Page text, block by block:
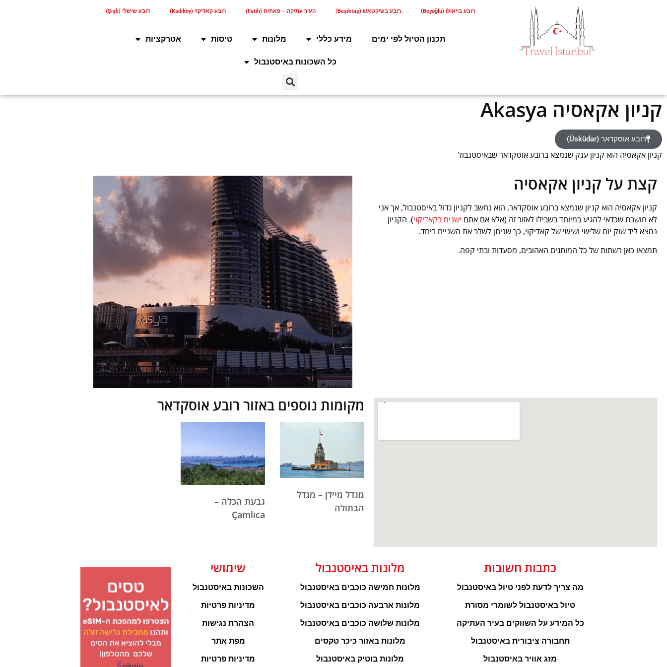
רובע בייאולו (Beyoğlu) רובע בשיקטאש (Beşiktaş) העיר עתיקה – פאתיח (Fatih) רובע קאדיקוי (Kadıköy) רובע שישלי (Şişli)
תכנון הטיול לפי ימים מידע כללי מלונות טיסות אטרקציות
כל השכונות באיסטנבול
‪Akasya קניון אקאסיה
רובע אוסקדאר (Üsküdar)
‪קניון אקאסיה הוא קניון ענק שנמצא ברובע אוסקדאר שבאיסטנבול
קצת על ‪קניון אקאסיה
קניון אקאסיה הוא קניון שנמצא ברובע אוסקדאר, הוא נחשב לקניון גדול באיסטנבול, אך אני
לא חושבת שכדאי להגיע במיוחד בשבילו לאזור זה (אלא אם אתם ישנים בקאדיקוי). הקניון
נמצא ליד שוק יום שלישי ושישי של קאדיקוי, כך שניתן לשלב את השניים ביחד.
תמצאו כאן רשתות של כל המותגים האהובים, מסעדות ובתי קפה.
מקומות נוספים באזור רובע אוסקדאר
מגדל מיידן – מגדל
הבתולה
גבעת הכלה –
Çamlıca
כתבות חשובות
מה צריך לדעת לפני טיול באיסטנבול
טיול באיסטנבול לשומרי מסורת
כל המידע על השווקים בעיר העתיקה
תחבורה ציבורית באיסטנבול
מזג אוויר באיסטנבול
מלונות באיסטנבול
מלונות חמישה כוכבים באיסטנבול
מלונות ארבעה כוכבים באיסטנבול
מלונות שלושה כוכבים באיסטנבול
מלונות באזור כיכר טקסים
מלונות בוטיק באיסטנבול
שימושי
השכונות באיסטנבול
מדיניות פרטיות
הצהרת נגישות
מפת אתר
מדיניות פרטיות